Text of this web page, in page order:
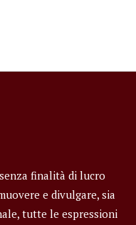
finalità di lucro
e divulgare, sia
tutte le espressioni